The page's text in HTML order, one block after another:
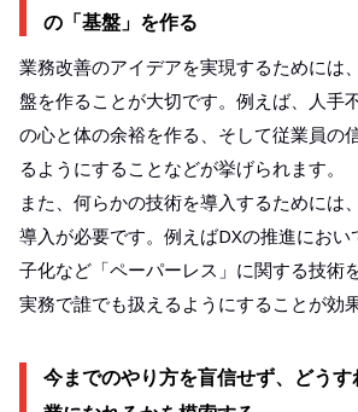
の「基盤」を作る
業務改善のアイデアを実現するためには
盤を作ることが大切です。例えば、人手
の心と体の余裕を作る、そして従業員の
るようにすることなどが挙げられます。
また、何らかの技術を導入するためには
導入が必要です。例えばDXの推進におい
子化など「ペーパーレス」に関する技術
実務で誰でも扱えるようにすることが効
今までのやり方を盲信せず、どう